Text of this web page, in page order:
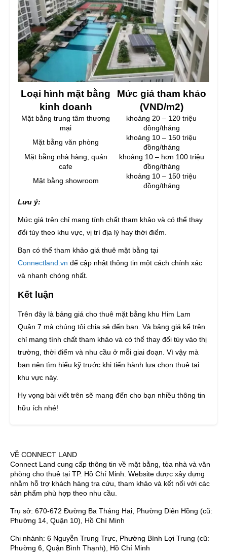
Loại hình mặt bằng
kinh doanh
Mức giá tham khảo
(VND/m2)
Mặt bằng trung tâm thương
mại
khoảng 20 – 120 triệu
đồng/tháng
Mặt bằng văn phòng
khoảng 10 – 150 triệu
đồng/tháng
Mặt bằng nhà hàng, quán
cafe
khoảng 10 – hơn 100 triệu
đồng/tháng
Mặt bằng showroom
khoảng 10 – 150 triệu
đồng/tháng
Lưu ý:
Mức giá trên chỉ mang tính chất tham khảo và có thể thay
đổi tùy theo khu vực, vị trí địa lý hay thời điểm.
Bạn có thể tham khảo giá thuê mặt bằng tại
Connectland.vn để cập nhật thông tin một cách chính xác
và nhanh chóng nhất.
Kết luận
Trên đây là bảng giá cho thuê mặt bằng khu Him Lam
Quận 7 mà chúng tôi chia sẻ đến bạn. Và bảng giá kể trên
chỉ mang tính chất tham khảo và có thể thay đổi tùy vào thị
trường, thời điểm và nhu cầu ở mỗi giai đoạn. Vì vậy mà
bạn nên tìm hiểu kỹ trước khi tiến hành lựa chọn thuê tại
khu vực này.
Hy vọng bài viết trên sẽ mang đến cho bạn nhiều thông tin
hữu ích nhé!
VỀ CONNECT LAND
Connect Land cung cấp thông tin về mặt bằng, tòa nhà và văn
phòng cho thuê tại TP. Hồ Chí Minh. Website được xây dựng
nhằm hỗ trợ khách hàng tra cứu, tham khảo và kết nối với các
sản phẩm phù hợp theo nhu cầu.
Trụ sở: 670-672 Đường Ba Tháng Hai, Phường Diên Hồng (cũ:
Phường 14, Quận 10), Hồ Chí Minh
Chi nhánh: 6 Nguyễn Trung Trực, Phường Bình Lợi Trung (cũ:
Phường 6, Quận Bình Thạnh), Hồ Chí Minh